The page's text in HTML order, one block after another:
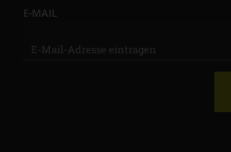
E-MAIL